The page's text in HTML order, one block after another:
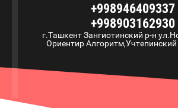
+998946409337
+998903162930
г.Ташкент Зангиотинский р-н
Ориентир